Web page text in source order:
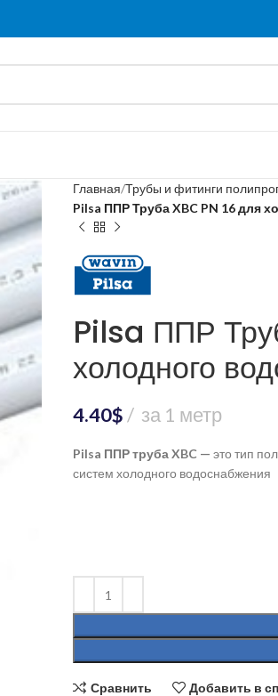
Главная Трубы и фитинги
Pilsa ППР Труба XBC PN 16 для
Pilsa ППР
холодного
4.40$ за 1 метр
Pilsa ППР труба XBC — это тип
систем холодного водоснабжения
Сравнить Добавить в